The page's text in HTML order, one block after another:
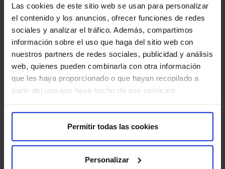
Las cookies de este sitio web se usan para personalizar
el contenido y los anuncios, ofrecer funciones de redes
sociales y analizar el tráfico. Además, compartimos
información sobre el uso que haga del sitio web con
nuestros partners de redes sociales, publicidad y análisis
web, quienes pueden combinarla con otra información
que les haya proporcionado o que hayan recopilado a
partir del uso que haya hecho de sus servicios.
Permitir todas las cookies
Personalizar
La L-carnitina es un aminoácido que mejora la
movilidad del esperma, un factor crucial para la
fertilidad masculina . Suplementar con L-carnitina puede
aumentar significativamente las posibilidades de
concepción.
Selenio
calidad del esperma y su capacidad de fertilización. Los
suplementos de selenio, junto con una dieta rica en
nueces de Brasil, pescado y cereales integrales, pueden